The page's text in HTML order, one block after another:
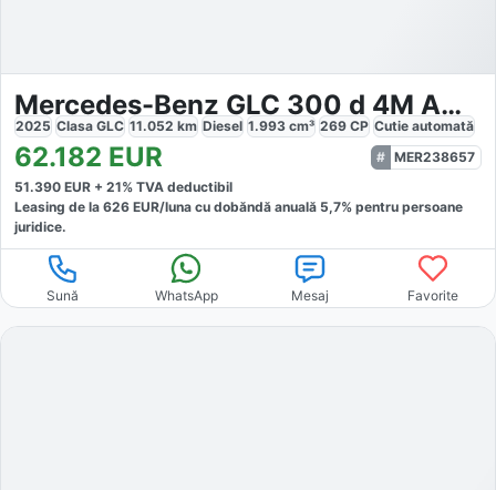
Mercedes-Benz GLC 300 d 4M AMG
2025 Clasa GLC 11.052 km Diesel 1.993 cm³ 269 CP Cutie automată
62.182 EUR
MER238657
51.390 EUR + 21% TVA deductibil
Leasing de la 626 EUR/luna cu dobăndă anuală 5,7% pentru persoane
juridice.
Sună WhatsApp Mesaj Favorite